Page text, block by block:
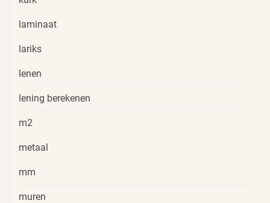
laminaat
lariks
lenen
lening berekenen
m2
metaal
mm
muren